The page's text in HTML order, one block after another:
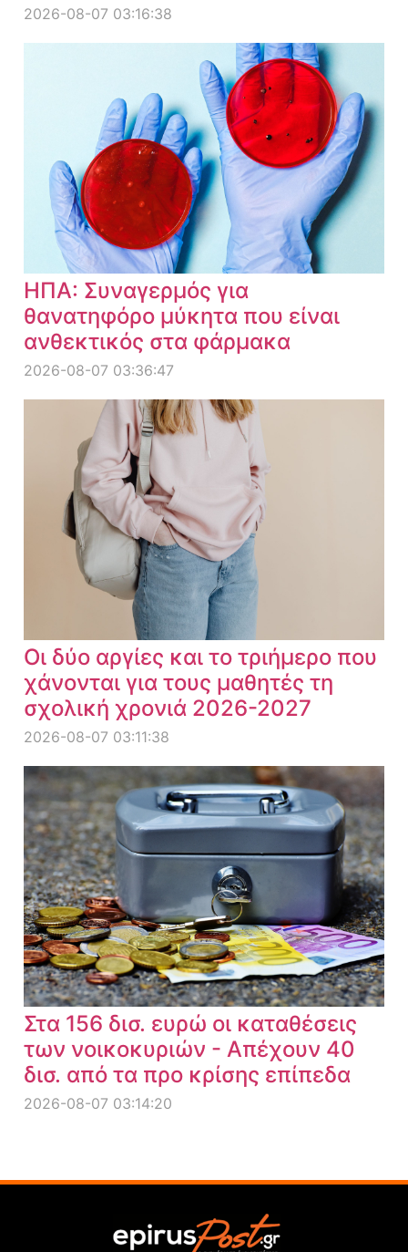
2026-08-07 03:16:38
ΗΠΑ: Συναγερμός για
θανατηφόρο μύκητα που είναι
ανθεκτικός στα φάρμακα
2026-08-07 03:36:47
Οι δύο αργίες και το τριήμερο που
χάνονται για τους μαθητές τη
σχολική χρονιά 2026-2027
2026-08-07 03:11:38
Στα 156 δισ. ευρώ οι καταθέσεις
των νοικοκυριών - Απέχουν 40
δισ. από τα προ κρίσης επίπεδα
2026-08-07 03:14:20